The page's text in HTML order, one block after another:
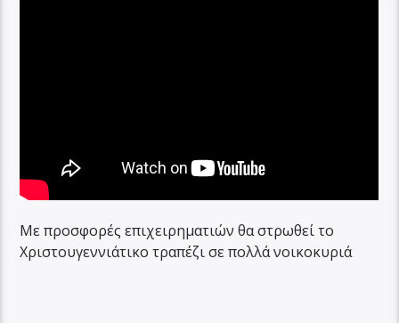
Με προσφορές επιχειρηματιών θα στρωθεί το
Χριστουγεννιάτικο τραπέζι σε πολλά νοικοκυριά